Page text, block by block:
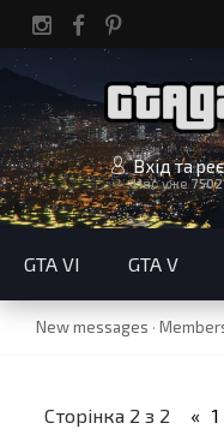
Вхід та
Нас уже
GTA VI GTA V
New messages ·
Сторінка 2 з 2 « 1